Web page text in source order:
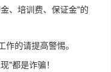
、培训费、保证金"的
的请提高警惕。
"都是诈骗！